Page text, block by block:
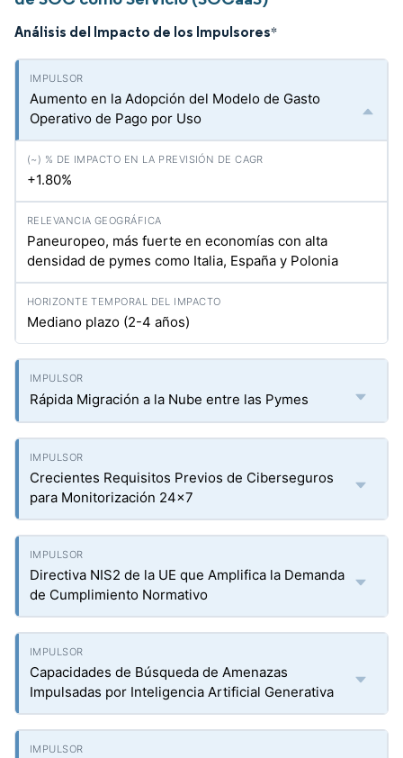
Análisis del Impacto de los Impulsores*
Aumento en la Adopción del Modelo de Gasto
Operativo de Pago por Uso
+1.80%
Paneuropeo, más fuerte en economías con alta
densidad de pymes como Italia, España y Polonia
Mediano plazo (2-4 años)
Rápida Migración a la Nube entre las Pymes
Crecientes Requisitos Previos de Ciberseguros
para Monitorización 24x7
Directiva NIS2 de la UE que Amplifica la Demanda
de Cumplimiento Normativo
Capacidades de Búsqueda de Amenazas
Impulsadas por Inteligencia Artificial Generativa